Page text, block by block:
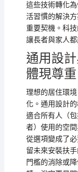
這些技術轉化
活習慣的解決
重要契機。科
讓長者與家人
通用設
體現尊重
理想的居住環
化。通用設計
適合所有人（
者）使用的空
從選項變成了
留未來安裝扶
門檻的消除或